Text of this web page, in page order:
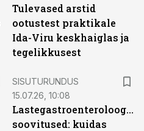
Tulevased arstid
ootustest praktikale
Ida-Viru keskhaiglas ja
tegelikkusest
SISUTURUNDUS
15.07.26, 10:08
Lastegastroenteroloogide
soovitused: kuidas